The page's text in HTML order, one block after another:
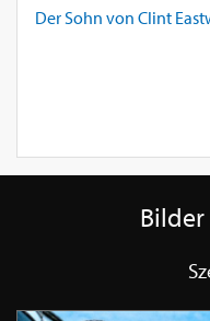
Der Sohn von Clint
Bilder